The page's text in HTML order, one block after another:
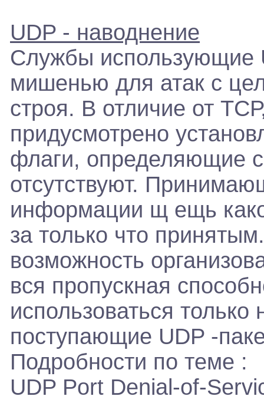
UDP - наводнение
Службы использующие
мишенью для атак с
строя. В отличие от
придусмотрено
флаги, определяющие
отсутствуют.
информации щ ещь
за только что
возможность
вся пропускная
использоваться только
поступающие UDP -
Подробности по теме :
UDP Port Denial-of-